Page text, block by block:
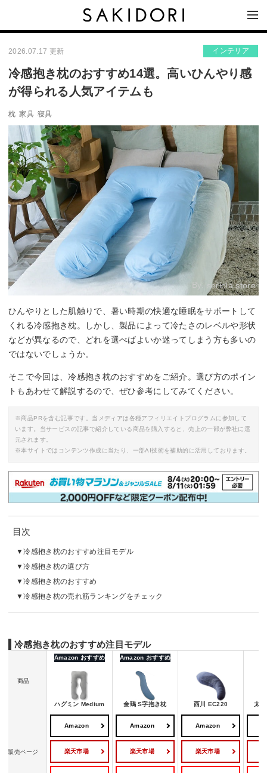
2026.07.17 更新 インテリア
冷感抱き枕のおすすめ14選。高いひんやり感
が得られる人気アイテムも
枕 家具 寝具
By: seriola.store
ひんやりとした肌触りで、暑い時期の快適な睡眠をサポートして
くれる冷感抱き枕。しかし、製品によって冷たさのレベルや形状
などが異なるので、どれを選べばよいか迷ってしまう方も多いの
ではないでしょうか。
そこで今回は、冷感抱き枕のおすすめをご紹介。選び方のポイン
トもあわせて解説するので、ぜひ参考にしてみてください。
※商品PRを含む記事です。当メディアは各種アフィリエイトプログラムに参加して
います。当サービスの記事で紹介している商品を購入すると、売上の一部が弊社に還
元されます。
※本サイトではコンテンツ作成に当たり、一部AI技術を補助的に活用しております。
目次
冷感抱き枕のおすすめ注目モデル
冷感抱き枕の選び方
冷感抱き枕のおすすめ
冷感抱き枕の売れ筋ランキングをチェック
冷感抱き枕のおすすめ注目モデル
商品
Amazon おすすめ
ハグミン Medium
Amazon おすすめ
金鵄 S字抱き枕 西川 EC220 太
販売ページ
Amazon
楽天市場
Amazon
楽天市場
Amazon
楽天市場